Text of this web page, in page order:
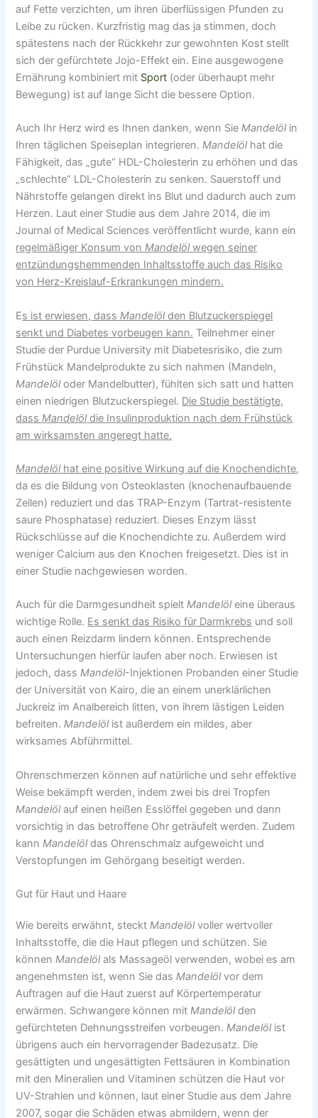
auf Fette verzichten, um ihren überflüssigen Pfunden zu
Leibe zu rücken. Kurzfristig mag das ja stimmen, doch
spätestens nach der Rückkehr zur gewohnten Kost stellt
sich der gefürchtete Jojo-Effekt ein. Eine ausgewogene
Ernährung kombiniert mit Sport (oder überhaupt mehr
Bewegung) ist auf lange Sicht die bessere Option.
Auch Ihr Herz wird es Ihnen danken, wenn SieMandelölin
Ihren täglichen Speiseplan integrieren.Mandelölhat die
Fähigkeit, das „gute“ HDL-Cholesterin zu erhöhen und das
„schlechte“ LDL-Cholesterin zu senken. Sauerstoff und
Nährstoffe gelangen direkt ins Blut und dadurch auch zum
Herzen. Laut einer Studie aus dem Jahre 2014, die im
Journal of Medical Sciences veröffentlicht wurde, kann ein
regelmäßiger Konsum vonMandelölwegen seiner
entzündungshemmenden Inhaltsstoffe auch das Risiko
von Herz-Kreislauf-Erkrankungen mindern.
Es ist erwiesen, dassMandelölden Blutzuckerspiegel
senkt und Diabetes vorbeugen kann. Teilnehmer einer
Studie der Purdue University mit Diabetesrisiko, die zum
Frühstück Mandelprodukte zu sich nahmen (Mandeln,
Mandelöloder Mandelbutter), fühlten sich satt und hatten
einen niedrigen Blutzuckerspiegel. Die Studie bestätigte,
dassMandelöldie Insulinproduktion nach dem Frühstück
am wirksamsten angeregt hatte.
Mandelölhat eine positive Wirkung auf die Knochendichte,
da es die Bildung von Osteoklasten (knochenaufbauende
Zellen) reduziert und das TRAP-Enzym (Tartrat-resistente
saure Phosphatase) reduziert. Dieses Enzym lässt
Rückschlüsse auf die Knochendichte zu. Außerdem wird
weniger Calcium aus den Knochen freigesetzt. Dies ist in
einer Studie nachgewiesen worden.
Auch für die Darmgesundheit spieltMandelöleine überaus
wichtige Rolle. Es senkt das Risiko für Darmkrebs und soll
auch einen Reizdarm lindern können. Entsprechende
Untersuchungen hierfür laufen aber noch. Erwiesen ist
jedoch, dassMandelöl-Injektionen Probanden einer Studie
der Universität von Kairo, die an einem unerklärlichen
Juckreiz im Analbereich litten, von ihrem lästigen Leiden
befreiten.Mandelölist außerdem ein mildes, aber
wirksames Abführmittel.
Ohrenschmerzen können auf natürliche und sehr effektive
Weise bekämpft werden, indem zwei bis drei Tropfen
Mandelölauf einen heißen Esslöffel gegeben und dann
vorsichtig in das betroffene Ohr geträufelt werden. Zudem
kannMandelöldas Ohrenschmalz aufgeweicht und
Verstopfungen im Gehörgang beseitigt werden.
Gut für Haut und Haare
Wie bereits erwähnt, stecktMandelölvoller wertvoller
Inhaltsstoffe, die die Haut pflegen und schützen. Sie
könnenMandelölals Massageöl verwenden, wobei es am
angenehmsten ist, wenn Sie dasMandelölvor dem
Auftragen auf die Haut zuerst auf Körpertemperatur
erwärmen. Schwangere können mitMandelölden
gefürchteten Dehnungsstreifen vorbeugen.Mandelölist
übrigens auch ein hervorragender Badezusatz. Die
gesättigten und ungesättigten Fettsäuren in Kombination
mit den Mineralien und Vitaminen schützen die Haut vor
UV-Strahlen und können, laut einer Studie aus dem Jahre
2007, sogar die Schäden etwas abmildern, wenn der